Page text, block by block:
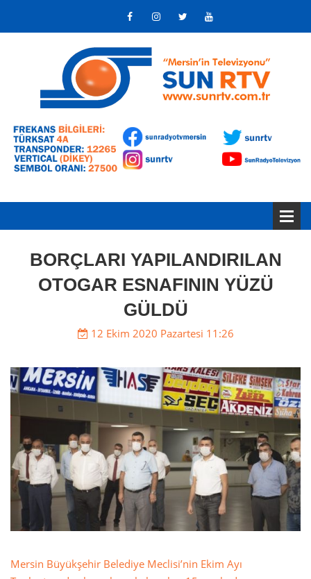
BORÇLARI YAPILANDIRILAN
OTOGAR ESNAFININ YÜZÜ
GÜLDÜ
12 Ekim 2020 Pazartesi 11:26
Mersin Büyükşehir Belediye Meclisi’nin Ekim Ayı